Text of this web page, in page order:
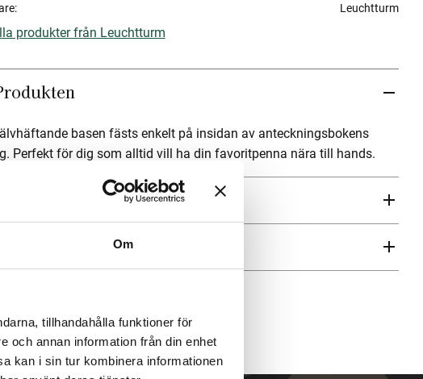
Om
tillhandahålla funktioner för
och annan information från din enhet
kan i sin tur kombinera informationen
Leuchtturm
produkter från Leuchtturm
basen fästs enkelt på insidan av anteckningsbokens
Perfekt för dig som alltid vill ha din favoritpenna nära till hands.